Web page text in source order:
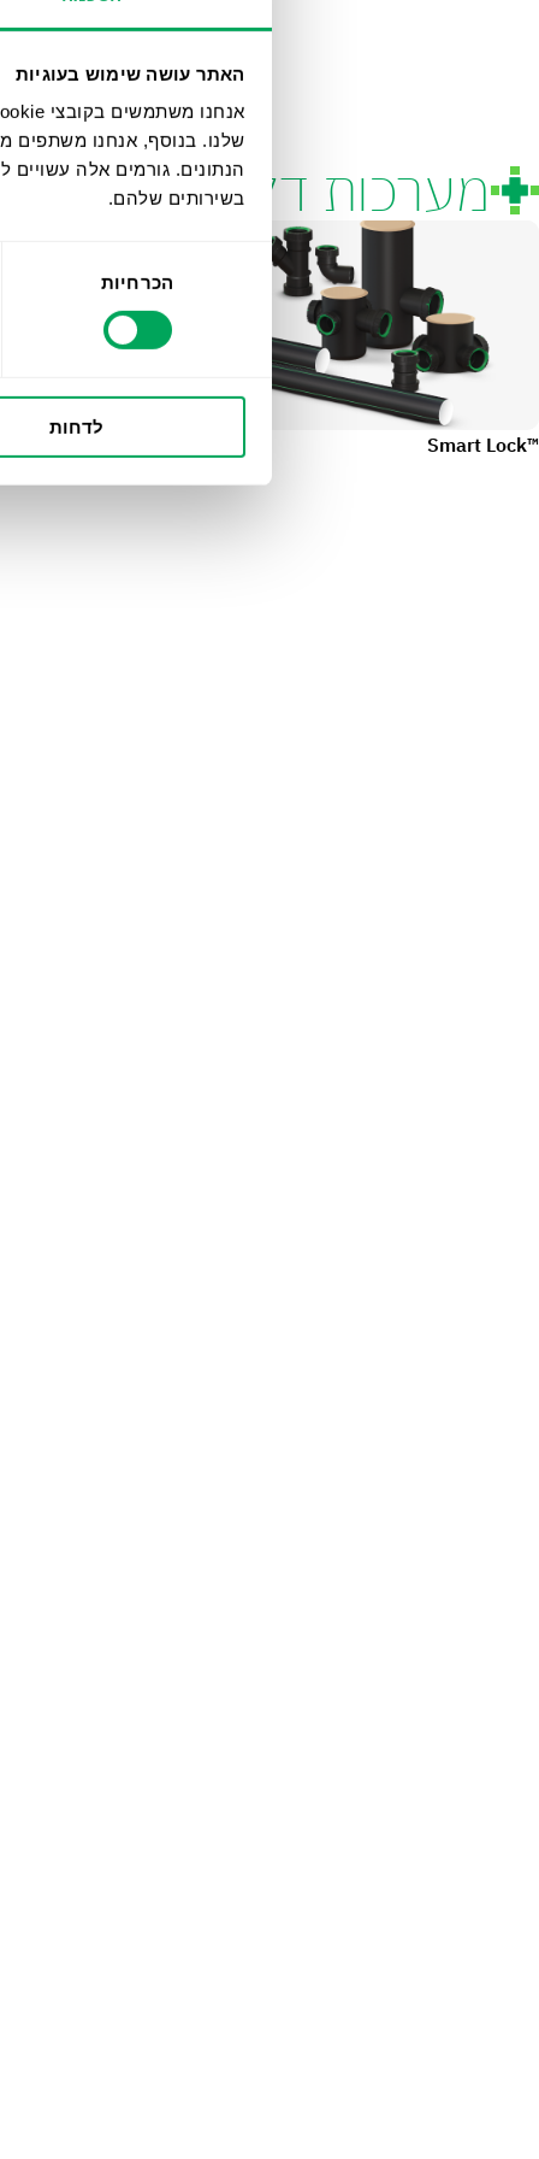
האתר עושה שימוש בעוגיות
שלנו. בנוסף, אנחנו משתפים
הנתונים. גורמים אלה
בשירותים שלהם.
בחירת
הכרחיות
לדחות
מערכות דלוחין ושפכים
™Smart Lock
™Ultra silent